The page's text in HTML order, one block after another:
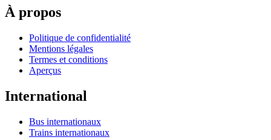
À propos
Politique de confidentialité
Mentions légales
Termes et conditions
Aperçus
International
Bus internationaux
Trains internationaux